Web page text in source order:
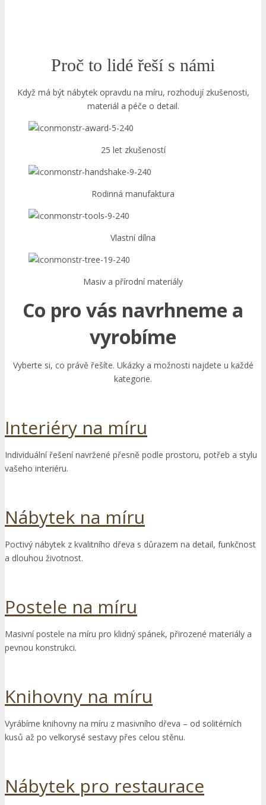
Proč to lidé řeší s námi
Když má být nábytek opravdu na míru, rozhodují zkušenosti,
materiál a péče o detail.
25 let zkušeností
Rodinná manufaktura
Vlastní dílna
Masiv a přírodní materiály
Co pro vás navrhneme a
vyrobíme
Vyberte si, co právě řešíte. Ukázky a možnosti najdete u každé
kategorie.
Interiéry na míru
Individuální řešení navržené přesně podle prostoru, potřeb a stylu
vašeho interiéru.
Nábytek na míru
Poctivý nábytek z kvalitního dřeva s důrazem na detail, funkčnost
a dlouhou životnost.
Postele na míru
Masivní postele na míru pro klidný spánek, přirozené materiály a
pevnou konstrukci.
Knihovny na míru
Vyrábíme knihovny na míru z masivního dřeva – od solitérních
kusů až po velkorysé sestavy přes celou stěnu.
Nábytek pro restaurace